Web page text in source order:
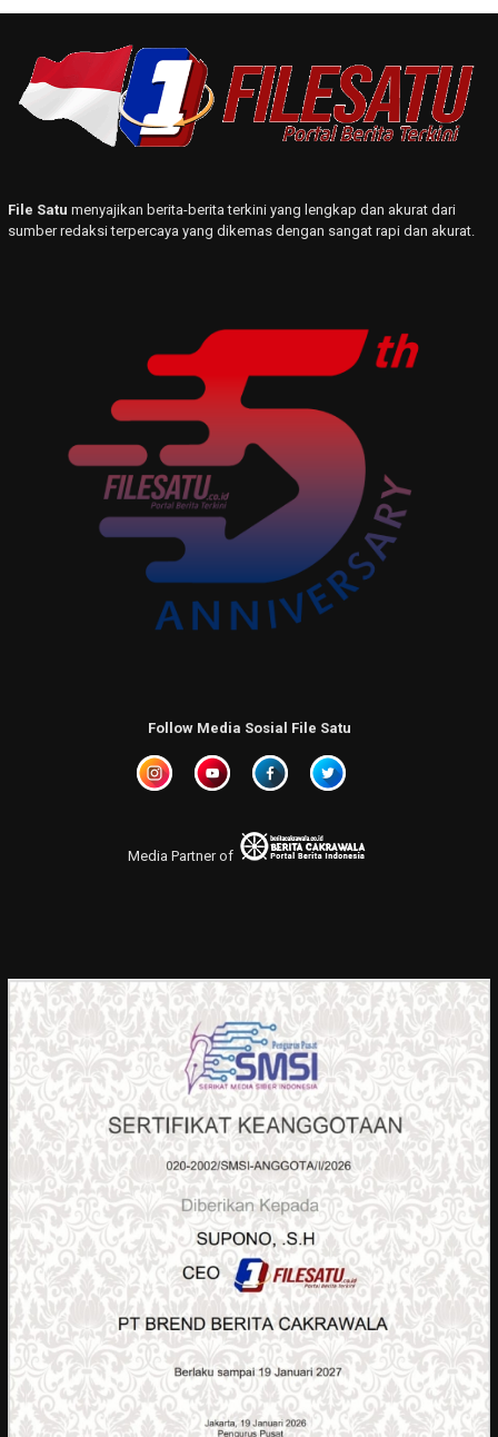
File Satu menyajikan berita-berita terkini yang lengkap dan akurat dari
sumber redaksi terpercaya yang dikemas dengan sangat rapi dan akurat.
Follow Media Sosial File Satu
Media Partner of